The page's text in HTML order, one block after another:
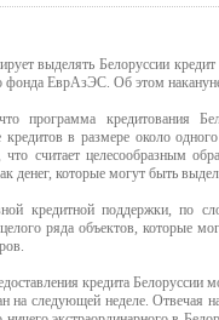
выделять Белоруссии
фонда ЕврАзЭС. Об этом
программа кредитования
кредитов в размере около
что считает целесообразным
денег, которые могут быть
кредитной поддержки, по
ряда объектов, которые
кредита Белоруссии
на следующей неделе. Отвечая